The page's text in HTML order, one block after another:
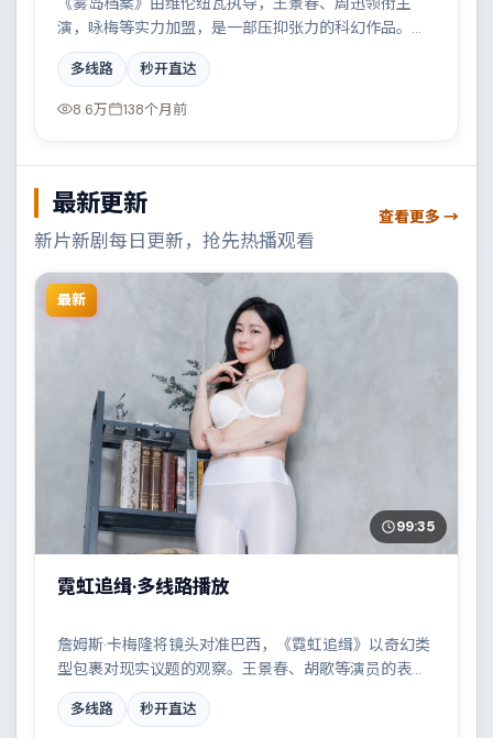
演，咏梅等实力加盟，是一部压抑张力的科幻作品。故
事主要发生在中国大陆，都市霓虹下的人性试炼与自我
救赎。影片在视听语言与叙事节奏上均有突破，适合喜
欢深度叙事的观众。
多线路 秒开直达
8.6万 138个月前
最新更新
新片新剧每日更新，抢先热播观看
查看更多 →
最新
99:35
霓虹追缉·多线路播放
詹姆斯·卡梅隆将镜头对准巴西，《霓虹追缉》以奇幻类
型包裹对现实议题的观察。王景春、胡歌等演员的表演
层次丰富，家族恩怨与时代变迁交织成一曲悲歌。全片
在类型元素与人文关怀之间取得平衡。
多线路 秒开直达